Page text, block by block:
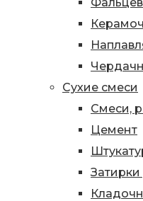
Сухие смеси
Смеси,
Цемент
Затирки